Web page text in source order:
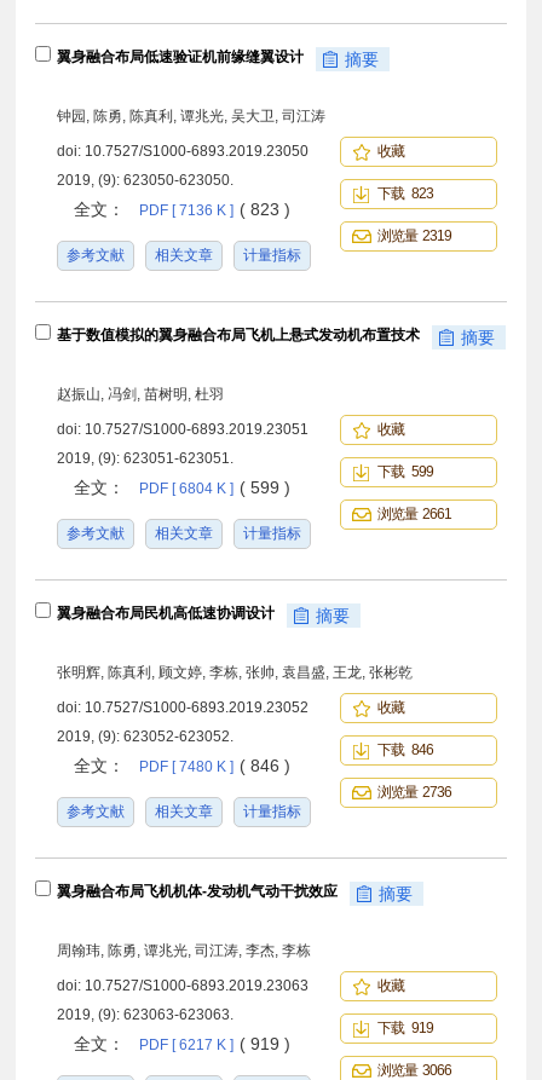
翼身融合布局低速验证机前缘缝翼设计 摘要
钟园, 陈勇, 陈真利, 谭兆光, 吴大卫, 司江涛
doi: 10.7527/S1000-6893.2019.23050
2019, (9): 623050-623050.
全文： PDF [ 7136 K ] ( 823 )
参考文献 相关文章 计量指标
收藏
下载 823
浏览量 2319
基于数值模拟的翼身融合布局飞机上悬式发动机布置技术 摘要
赵振山, 冯剑, 苗树明, 杜羽
doi: 10.7527/S1000-6893.2019.23051
2019, (9): 623051-623051.
全文： PDF [ 6804 K ] ( 599 )
参考文献 相关文章 计量指标
收藏
下载 599
浏览量 2661
翼身融合布局民机高低速协调设计 摘要
张明辉, 陈真利, 顾文婷, 李栋, 张帅, 袁昌盛, 王龙, 张彬乾
doi: 10.7527/S1000-6893.2019.23052
2019, (9): 623052-623052.
全文： PDF [ 7480 K ] ( 846 )
参考文献 相关文章 计量指标
收藏
下载 846
浏览量 2736
翼身融合布局飞机机体-发动机气动干扰效应 摘要
周翰玮, 陈勇, 谭兆光, 司江涛, 李杰, 李栋
doi: 10.7527/S1000-6893.2019.23063
2019, (9): 623063-623063.
全文： PDF [ 6217 K ] ( 919 )
收藏
下载 919
浏览量 3066